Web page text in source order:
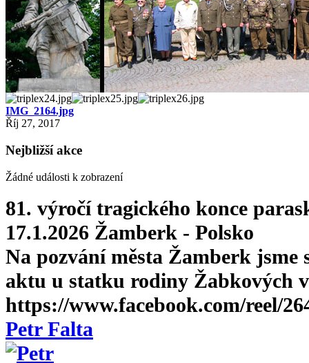
IMG_2164.jpg
Říj 27, 2017
Nejbližší akce
Žádné události k zobrazení
81. výročí tragického konce
17.1.2026 Žamberk - Polsko
Na pozvání města Žamberk jsme
aktu u statku rodiny Žabkových
https://www.facebook.com/reel/
Petr Falta